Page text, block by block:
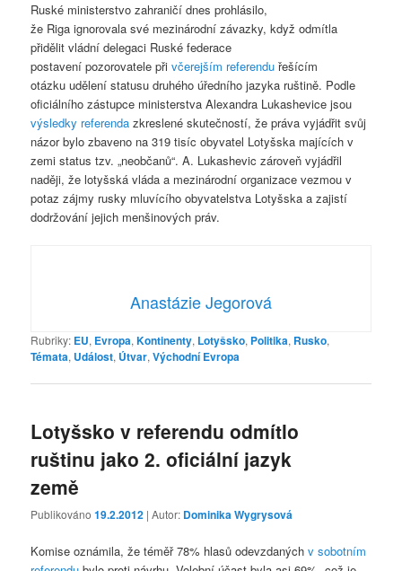
Ruské ministerstvo zahraničí dnes prohlásilo,
že Riga ignorovala své mezinárodní závazky, když odmítla
přidělit vládní delegaci Ruské federace
postavení pozorovatele přivčerejším referendu řešícím
otázku udělení statusu druhého úředního jazyka ruštině. Podle
oficiálního zástupce ministerstva Alexandra Lukashevice jsou
výsledky referenda zkreslené skutečností, že práva vyjádřit svůj
názor bylo zbaveno na 319 tisíc obyvatel Lotyšska majících v
zemi status tzv. „neobčanů“. A. Lukashevic zároveň vyjádřil
naději, že lotyšská vláda a mezinárodní organizace vezmou v
potaz zájmy rusky mluvícího obyvatelstva Lotyšska a zajistí
dodržování jejich menšinových práv.
Anastázie Jegorová
Rubriky: EU, Evropa,Kontinenty, Lotyšsko, Politika, Rusko,
Témata, Událost, Útvar,Východní Evropa
Lotyšsko v referendu odmítlo
ruštinu jako 2. oficiální jazyk
země
Publikováno19.2.2012 | Autor: Dominika Wygrysová
Komise oznámila, že téměř 78% hlasů odevzdanýchv sobotním